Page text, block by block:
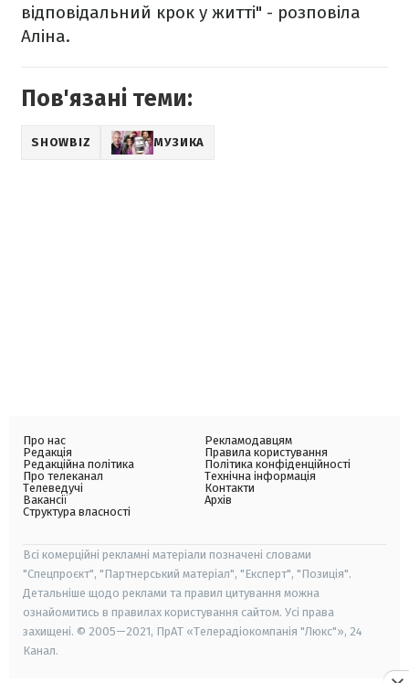
відповідальний крок у житті" - розповіла
Аліна.
Пов'язані теми:
SHOWBIZ МУЗИКА
Про нас
Редакція
Редакційна політика
Про телеканал
Телеведучі
Вакансії
Структура власності
Рекламодавцям
Правила користування
Політика конфіденційності
Технічна інформація
Контакти
Архів
Всі комерційні рекламні матеріали позначені словами
"Спецпроєкт", "Партнерський матеріал", "Експерт", "Позиція".
Детальніше щодо реклами та правил цитування можна
ознайомитись в правилах користування сайтом. Усі права
захищені. © 2005—2021, ПрАТ «Телерадіокомпанія "Люкс"», 24
Канал.